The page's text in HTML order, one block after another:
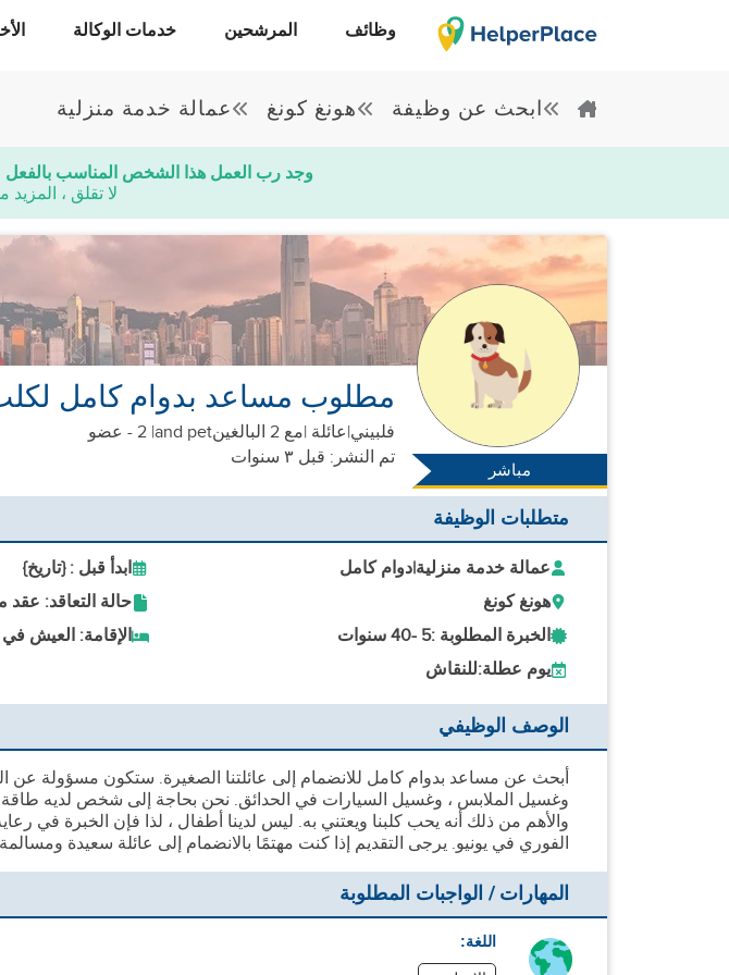
وظائف المرشحين خدمات الوكالة
ابحث عن وظيفة هونغ كونغ عمالة خدمة منزلية
وجد رب العمل هذا الشخص المناسب بالفعل
لا تقلق ،
مباشر
مطلوب مساعد بدوام كامل
فلبيني|عائلة |مع 2 البالغين and pet| 2 - عضو
تم النشر: قبل ٣ سنوات
متطلبات الوظيفة
عمالة خدمة منزلية|دوام كامل
ابدأ قبل : {تاريخ}
هونغ كونغ
حالة التعاقد: عقد
الخبرة المطلوبة :5 - 40 سنوات
الإقامة: العيش
يوم عطلة:للنقاش
الوصف الوظيفي
أبحث عن مساعد بدوام كامل للانضمام إلى عائلتنا الصغيرة. ستكون مسؤولة عن
وغسيل الملابس ، وغسيل السيارات في الحدائق. نحن بحاجة إلى شخص لديه طاقة
والأهم من ذلك أنه يحب كلبنا ويعتني به. ليس لدينا أطفال ، لذا فإن الخبرة في
الفوري في يونيو. يرجى التقديم إذا كنت مهتمًا بالانضمام إلى عائلة سعيدة
المهارات / الواجبات المطلوبة
اللغة: